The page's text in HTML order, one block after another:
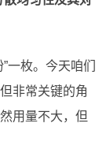
一枚。今天咱们
非常关键的角
用量不大，但